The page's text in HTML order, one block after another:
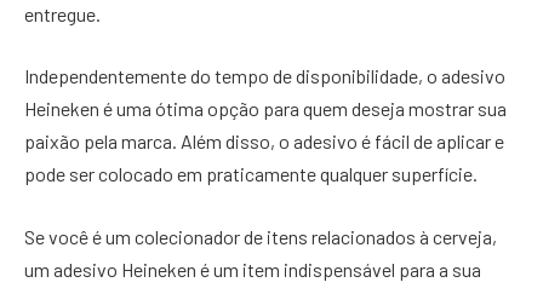
entregue.
Independentemente do tempo de disponibilidade, o adesivo
Heineken é uma ótima opção para quem deseja mostrar sua
paixão pela marca. Além disso, o adesivo é fácil de aplicar e
pode ser colocado em praticamente qualquer superfície.
Se você é um colecionador de itens relacionados à cerveja,
um adesivo Heineken é um item indispensável para a sua